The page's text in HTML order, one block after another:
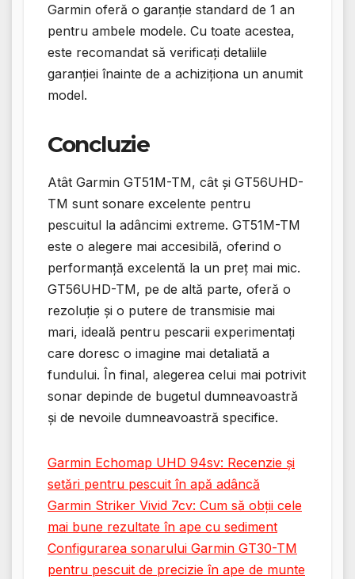
Garmin oferă o garanție standard de 1 an
pentru ambele modele. Cu toate acestea,
este recomandat să verificați detaliile
garanției înainte de a achiziționa un anumit
model.
Concluzie
Atât Garmin GT51M-TM, cât și GT56UHD-
TM sunt sonare excelente pentru
pescuitul la adâncimi extreme. GT51M-TM
este o alegere mai accesibilă, oferind o
performanță excelentă la un preț mai mic.
GT56UHD-TM, pe de altă parte, oferă o
rezoluție și o putere de transmisie mai
mari, ideală pentru pescarii experimentați
care doresc o imagine mai detaliată a
fundului. În final, alegerea celui mai potrivit
sonar depinde de bugetul dumneavoastră
și de nevoile dumneavoastră specifice.
Garmin Echomap UHD 94sv: Recenzie și
setări pentru pescuit în apă adâncă
Garmin Striker Vivid 7cv: Cum să obții cele
mai bune rezultate în ape cu sediment
Configurarea sonarului Garmin GT30-TM
pentru pescuit de precizie în ape de munte